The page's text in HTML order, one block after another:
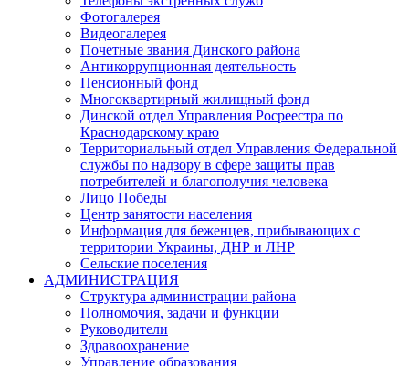
Фотогалерея
Видеогалерея
Почетные звания Динского района
Антикоррупционная деятельность
Пенсионный фонд
Многоквартирный жилищный фонд
Динской отдел Управления Росреестра по
Краснодарскому краю
Территориальный отдел Управления Федеральной
службы по надзору в сфере защиты прав
потребителей и благополучия человека
Лицо Победы
Центр занятости населения
Информация для беженцев, прибывающих с
территории Украины, ДНР и ЛНР
Сельские поселения
АДМИНИСТРАЦИЯ
Структура администрации района
Полномочия, задачи и функции
Руководители
Здравоохранение
Управление образования